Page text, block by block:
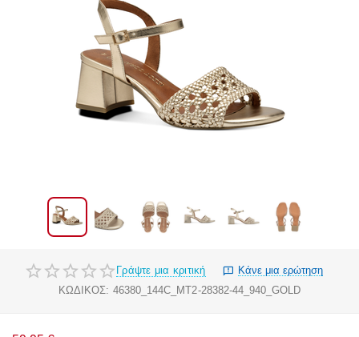
Γράψτε μια κριτική
Κάνε μια ερώτηση
ΚΩΔΙΚΟΣ: 46380_144C_MT2-28382-44_940_GOLD